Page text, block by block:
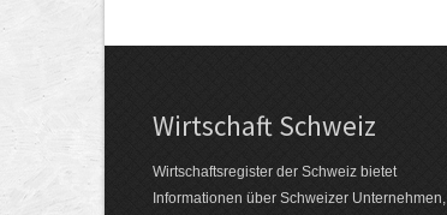
Wirtschaft Schweiz
Wirtschaftsregister der Schweiz bietet
Informationen über Schweizer Unternehmen,